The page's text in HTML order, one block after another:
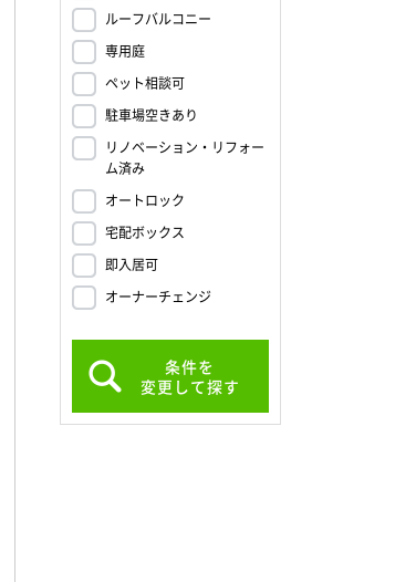
ルーフバルコニー
専用庭
ペット相談可
駐車場空きあり
リノベーション・リフォー
ム済み
オートロック
宅配ボックス
即入居可
オーナーチェンジ
条件を
変更して探す